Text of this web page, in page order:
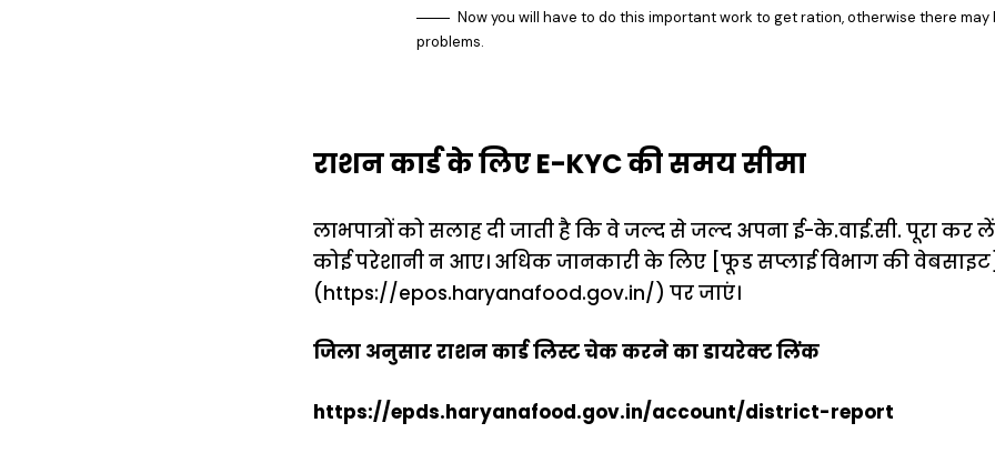
Now you will have to do this important work to get ration, otherwise there may
problems.
राशन कार्ड के लिए E-KYC की समय सीमा
लाभपात्रों को सलाह दी जाती है कि वे जल्द से जल्द अपना ई-के.वाई.सी. पूरा कर लें
कोई परेशानी न आए। अधिक जानकारी के लिए [फूड सप्लाई विभाग की
(https://epos.haryanafood.gov.in/) पर जाएं।
जिला अनुसार राशन कार्ड लिस्ट चेक करने का डायरेक्ट लिंक
https://epds.haryanafood.gov.in/account/district-report